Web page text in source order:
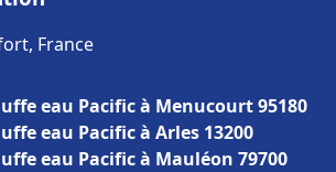
France
eau Pacific à Menucourt 95180
eau Pacific à Arles 13200
eau Pacific à Mauléon 79700